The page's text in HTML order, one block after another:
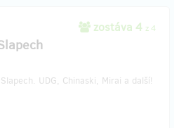
zostáva 4 z 4
UDG, Chinaski, Mirai a další!